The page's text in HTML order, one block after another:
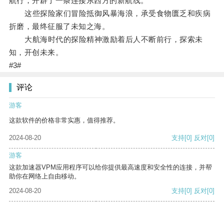
这些探险家们冒险抵御风暴海浪，承受食物匮乏和疾病
折磨，最终征服了未知之海。
大航海时代的探险精神激励着后人不断前行，探索未
知，开创未来。
#3#
评论
游客
这款软件的价格非常实惠，值得推荐。
2024-08-20 支持[0] 反对[0]
游客
这款加速器VPM应用程序可以给你提供最高速度和安全性的连接，并帮
助你在网络上自由移动。
2024-08-20
支持[0] 反对[0]